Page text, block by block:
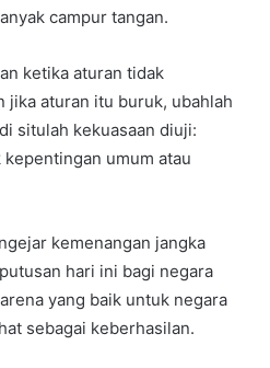
campur tangan.
ketika aturan tidak
jika aturan itu buruk, ubahlah
situlah kekuasaan diuji:
umum atau
kemenangan jangka
hari ini bagi negara
yang baik untuk negara
sebagai keberhasilan.